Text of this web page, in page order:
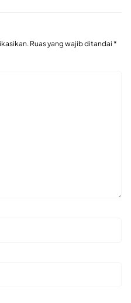
Ruas yang wajib ditandai *